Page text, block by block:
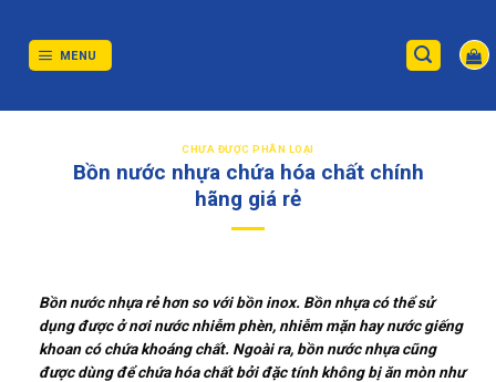
content
MENU
CHƯA ĐƯỢC PHÂN LOẠI
Bồn nước nhựa chứa hóa chất chính
hãng giá rẻ
Bồn nước nhựa rẻ hơn so với bồn inox. Bồn nhựa có thể sử
dụng được ở nơi nước nhiễm phèn, nhiễm mặn hay nước giếng
khoan có chứa khoáng chất. Ngoài ra, bồn nước nhựa cũng
được dùng để chứa hóa chất bởi đặc tính không bị ăn mòn như